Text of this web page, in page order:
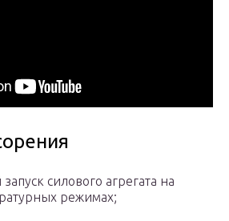
силового агрегата на
режимах;